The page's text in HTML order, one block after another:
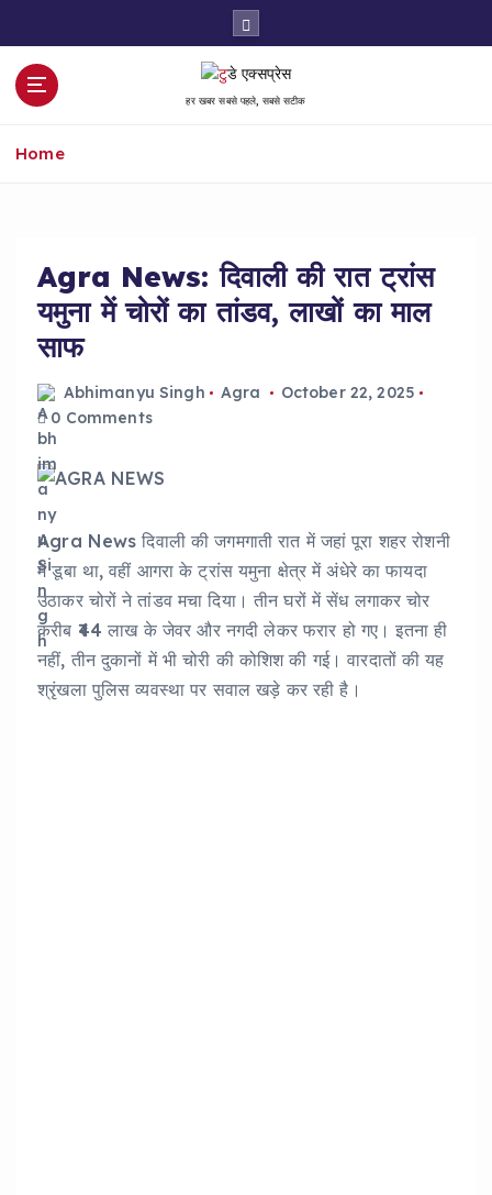
हर खबर सबसे पहले, सबसे सटीक
Home
Agra News: दिवाली की रात ट्रांस
यमुना में चोरों का तांडव, लाखों का माल
साफ
Abhimanyu Singh Agra
October 22, 2025
0 Comments
Agra News दिवाली की जगमगाती रात में जहां पूरा शहर रोशनी
में डूबा था, वहीं आगरा के ट्रांस यमुना क्षेत्र में अंधेरे का फायदा
उठाकर चोरों ने तांडव मचा दिया। तीन घरों में सेंध लगाकर चोर
करीब ₹44 लाख के जेवर और नगदी लेकर फरार हो गए। इतना ही
नहीं, तीन दुकानों में भी चोरी की कोशिश की गई। वारदातों की यह
श्रृंखला पुलिस व्यवस्था पर सवाल खड़े कर रही है।